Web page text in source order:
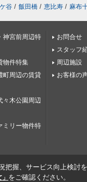
谷 / 飯田橋 / 恵比寿 / 麻布
神宮前周辺特
物件特集
町周辺の賃貸
々木公園周辺
ミリー物件特
お問合せ
スタッフ
周辺施設
お客様の
把握、サービス向上検討
をご確認ください。